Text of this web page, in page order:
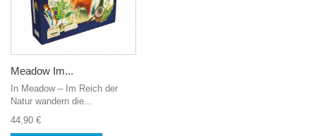
Meadow Im...
In Meadow – Im Reich der
Natur wandern die...
44,90 €